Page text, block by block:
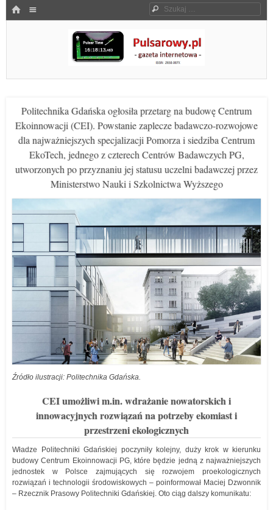
HOME Szukaj
Pulsarowy.pl
Politechnika Gdańska ogłosiła przetarg na budowę Centrum
Ekoinnowacji (CEI). Powstanie zaplecze badawczo-rozwojowe
dla najważniejszych specjalizacji Pomorza i siedziba Centrum
EkoTech, jednego z czterech Centrów Badawczych PG,
utworzonych po przyznaniu jej statusu uczelni badawczej przez
Ministerstwo Nauki i Szkolnictwa Wyższego
Źródło ilustracji: Politechnika Gdańska.
CEI umożliwi m.in. wdrażanie nowatorskich i
innowacyjnych rozwiązań na potrzeby ekomiast i
przestrzeni ekologicznych
Władze Politechniki Gdańskiej poczyniły kolejny, duży krok w kierunku
budowy Centrum Ekoinnowacji PG, które będzie jedną z najważniejszych
jednostek w Polsce zajmujących się rozwojem proekologicznych
rozwiązań i technologii środowiskowych – poinformował Maciej Dzwonnik
– Rzecznik Prasowy Politechniki Gdańskiej. Oto ciąg dalszy komunikatu: